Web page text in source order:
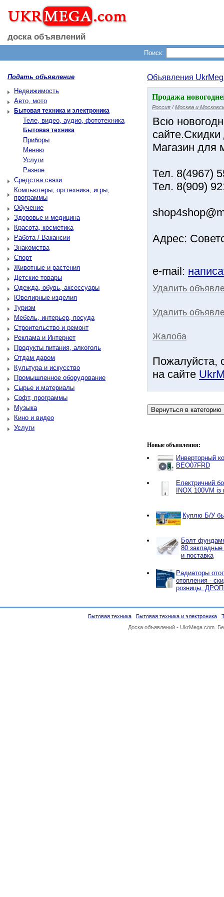
доска объявлений
Поиск:
Подать объявление
Недвижимость
Авто, мото
Бытовая техника и электроника
Теле, видео, аудио, фототехника
Бытовая техника
Приборы
Меняю
Услуги
Разное
Средства связи
Компьютеры, оргтехника, игры,
программы
Обучение
Здоровье и медицина
Красота, косметика
Работа / Вакансии
Знакомства
Спорт
Животные и растения
Детские товары
Одежда, обувь, аксессуары
Ювелирные изделия
Туризм
Мебель, интерьер, посуда
Строительство и ремонт
Реклама и Интернет
Продукты питания, алкоголь
Отдам даром
Культура и искусство
Промышленное оборудование
Сырье и материалы
Софт, программы
Музыка
Кино и видео
Услуги
Объявления
Продажа
Россия /Москва и
Всю
Магазин для
Тел. 8(4967)
Тел. 8(909)
Адрес:
e-mail:
Удалить
Удалить
Жалоба
Пожалуйста,
на сайте
Новые объявления:
Инверторный
BEO07FRD
Електричний
INOX 100VM
Куплю Б/У
Болт
80
и поставка
Радиаторы
отопления -
розницы.
Бытовая техника Бытовая техника и электроника
Доска объявлений - UkrMega.com.